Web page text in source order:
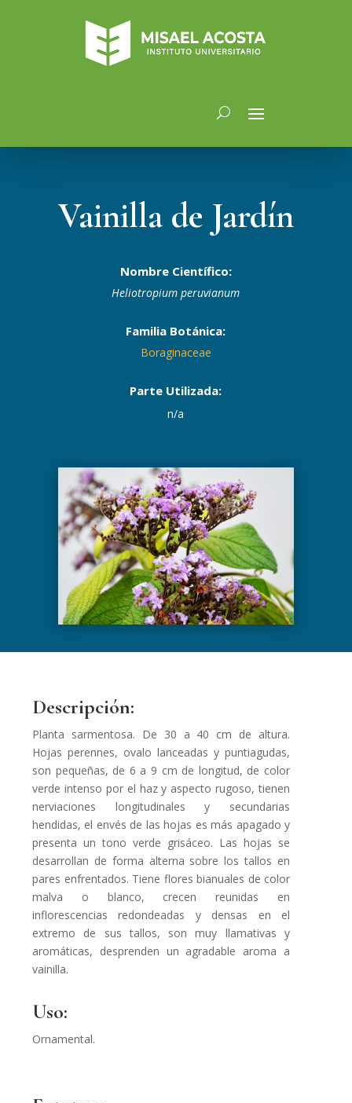
Vainilla de Jardín
Nombre Científico:
Heliotropium peruvianum
Familia Botánica:
Boraginaceae
Parte Utilizada:
n/a
Descripción:
Planta sarmentosa. De 30 a 40 cm de altura.
Hojas perennes, ovalo lanceadas y puntiagudas,
son pequeñas, de 6 a 9 cm de longitud, de color
verde intenso por el haz y aspecto rugoso, tienen
nerviaciones longitudinales y secundarias
hendidas, el envés de las hojas es más apagado y
presenta un tono verde grisáceo. Las hojas se
desarrollan de forma alterna sobre los tallos en
pares enfrentados. Tiene flores bianuales de color
malva o blanco, crecen reunidas en
inflorescencias redondeadas y densas en el
extremo de sus tallos, son muy llamativas y
aromáticas, desprenden un agradable aroma a
vainilla.
Uso:
Ornamental.